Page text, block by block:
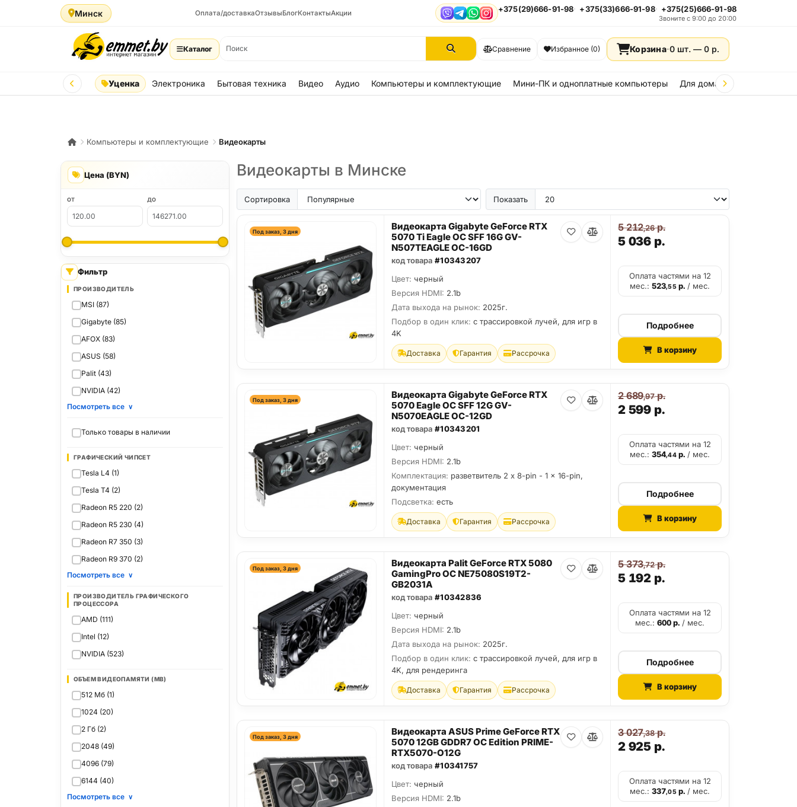
Минск Оплата/доставкаОтзывыБлогКонтактыАкции ViberTelegram
WhatsApp
Instagram
+375(29)666-91-98 +375(33)666-91-98 +375(25)666-91-98
Звоните с 9:00 до 20:00
Каталог Сравнение Избранное (0) Корзина·0 шт. — 0 р.
Уценка Электроника Бытовая техника Видео Аудио Компьютеры и комплектующие Мини-ПК и одноплатные компьютеры Для дома и дачи
Компьютеры и комплектующие Видеокарты
Цена (BYN)
ОТ ДО
Фильтр
ПРОИЗВОДИТЕЛЬ
MSI (87)
Gigabyte (85)
AFOX (83)
ASUS (58)
Palit (43)
NVIDIA (42)
Посмотреть все ∨
Только товары в наличии
ГРАФИЧЕСКИЙ ЧИПСЕТ
Tesla L4 (1)
Tesla T4 (2)
Radeon R5 220 (2)
Radeon R5 230 (4)
Radeon R7 350 (3)
Radeon R9 370 (2)
Посмотреть все ∨
ПРОИЗВОДИТЕЛЬ ГРАФИЧЕСКОГО
ПРОЦЕССОРА
AMD (111)
Intel (12)
NVIDIA (523)
ОБЪЕМ ВИДЕОПАМЯТИ (MB)
512 Мб (1)
1024 (20)
2 Гб (2)
2048 (49)
4096 (79)
6144 (40)
Посмотреть все ∨
Видеокарты в Минске
Сортировка Показать
Под заказ, 3 дня
Видеокарта Gigabyte GeForce RTX
5070 Ti Eagle OC SFF 16G GV-
N507TEAGLE OC-16GD
код товара #10343207
Цвет: черный
Версия HDMI: 2.1b
Дата выхода на рынок: 2025г.
Подбор в один клик: с трассировкой лучей, для игр в
4K
Доставка Гарантия Рассрочка
5 036 р.
5 212,26р.
Оплата частями на 12
мес.:523,55р./ мес.
Подробнее
В корзину
Под заказ, 3 дня
Видеокарта Gigabyte GeForce RTX
5070 Eagle OC SFF 12G GV-
N5070EAGLE OC-12GD
код товара #10343201
Цвет: черный
Версия HDMI: 2.1b
Комплектация: разветвитель 2 x 8-pin - 1 x 16-pin,
документация
Подсветка: есть
Доставка Гарантия Рассрочка
2 599 р.
2 689,97р.
Оплата частями на 12
мес.:354,44р./ мес.
Подробнее
В корзину
Под заказ, 3 дня
Видеокарта Palit GeForce RTX 5080
GamingPro OC NE75080S19T2-
GB2031A
код товара #10342836
Цвет: черный
Версия HDMI: 2.1b
Дата выхода на рынок: 2025г.
Подбор в один клик: с трассировкой лучей, для игр в
4K, для рендеринга
Доставка Гарантия Рассрочка
5 192 р.
5 373,72р.
Оплата частями на 12
мес.: 600р. / мес.
Подробнее
В корзину
Под заказ, 3 дня
Видеокарта ASUS Prime GeForce RTX
5070 12GB GDDR7 OC Edition PRIME-
RTX5070-O12G
код товара #10341757
Цвет: черный
Версия HDMI: 2.1b
2 925 р.
3 027,38р.
Оплата частями на 12
мес.:337,05р./ мес.